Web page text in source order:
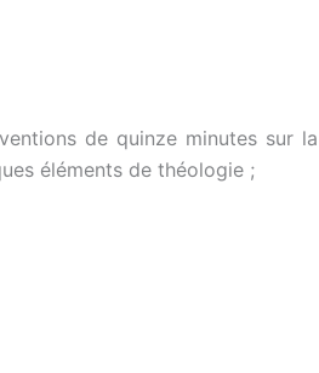
de quinze minutes sur la
éléments de théologie ;